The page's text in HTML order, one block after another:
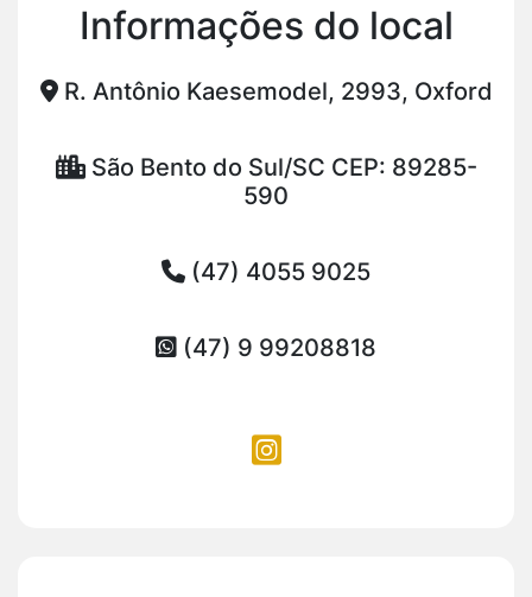
Informações do local
R. Antônio Kaesemodel, 2993, Oxford
São Bento do Sul/SC CEP: 89285-
590
(47) 4055 9025
(47) 9 99208818